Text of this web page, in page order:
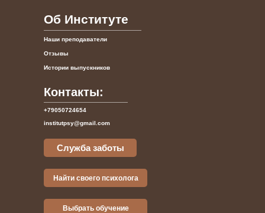
Контакты:
+79050724654
Служба заботы
institutpsy@gmail.com
Об Институте
Наши преподаватели
Отзывы
Истории выпускников
Найти своего психолога
Выбрать обучение